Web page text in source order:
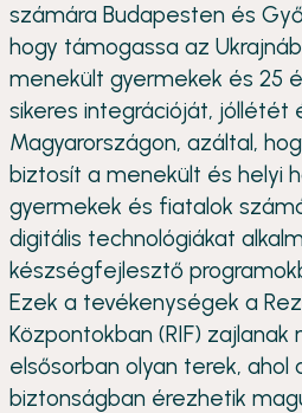
számára Budapesten és
hogy támogassa az
menekült gyermekek és 25
sikeres integrációját, jóllétét
Magyarországon, azáltal,
biztosít a menekült és helyi
gyermekek és fiatalok
digitális technológiákat
készségfejlesztő
Ezek a tevékenységek a
Központokban (RIF) zajlanak
elsősorban olyan terek, ahol
biztonságban érezhetik